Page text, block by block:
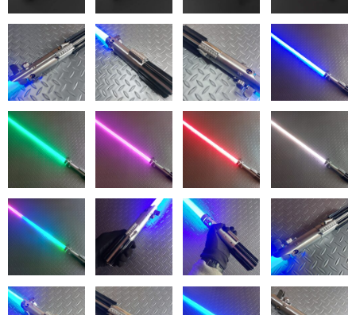
XRGB3 動画
XenoPixel 動画
SN-PIXEL V4 PRO 動画
SN-PIXEL V4 操作説明動画
SN-PIXEL V3 プロモーション動画
OK！STOREについて
ご利用ガイド
送料について
カスタムライトセーバーお問い合わせフォーム（カスタマイ
ズ・修理依頼・パーツ購入など）